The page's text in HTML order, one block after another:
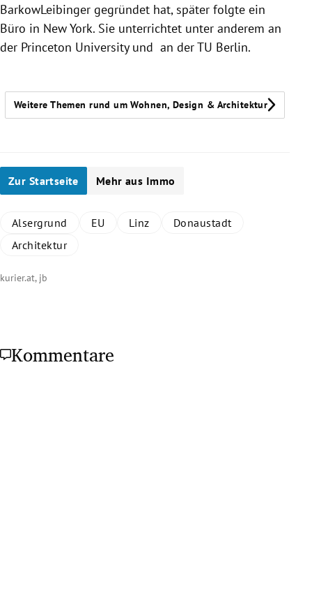
BarkowLeibinger gegründet hat, später folgte ein
Büro in New York. Sie unterrichtet unter anderem an
der Princeton University und an der TU Berlin.
Weitere Themen rund um Wohnen, Design & Architektur
Zur Startseite Mehr aus Immo
Alsergrund EU Linz
Donaustadt
Architektur
kurier.at, jb
Kommentare